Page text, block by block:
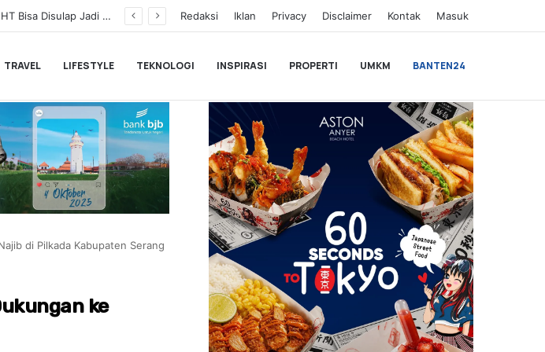
Leapmotor Perluas Jangkauan ke Jawa Tengah, Hadirkan Leapmotor B10 di Indomobil Expo Semarang 2026 Redaksi Iklan Privacy Disclaimer Kontak Masuk
TRAVEL LIFESTYLE TEKNOLOGI INSPIRASI PROPERTI UMKM BANTEN24
di Pilkada Kabupaten Serang
ke